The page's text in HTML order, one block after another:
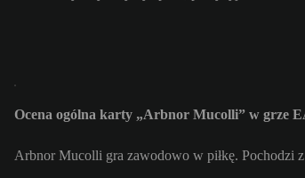
Ocena ogólna karty „Arbnor Mucolli” w grze
Arbnor Mucolli gra zawodowo w piłkę. Pochodzi